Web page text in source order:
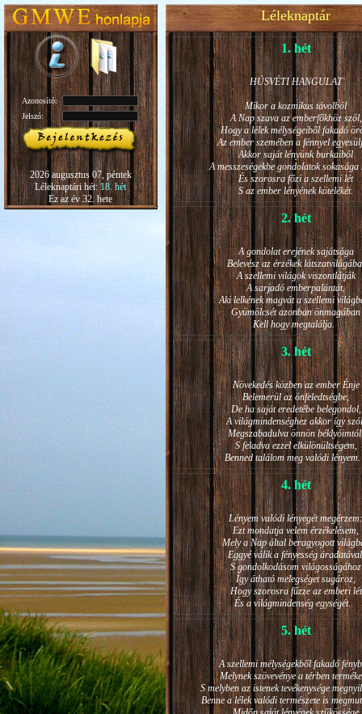
Azonosító:
Jelszó:
2026 augusztus 07, péntek
Léleknaptári hét:18. hét
Ez az év 32. hete
Léleknaptár
1. hét
HÚSVÉTI HANGULAT
Mikor a kozmikus távolból
A Nap szava az emberfőkhöz szól,
Hogy a lélek mélységeiből fakadó
Az ember szemében a fénnyel
Akkor saját lényünk burkaiból
A messzeségekbe gondolatok sokasága
És szorosra főzi a szellemi lét
S az ember lényének kötelékét.
2. hét
A gondolat erejének sajátsága
Belevész az érzékek
A szellemi világok viszontlátják
A sarjadó emberpalántát,
Aki lelkének magvát a szellemi
Gyümölcsét azonban önmagában
Kell hogy megtalálja.
3. hét
Növekedés közben az ember Énje
Belemerül az önfeledtségbe,
De ha saját eredetébe belegondol,
A világmindenséghez akkor így
Megszabadulva önnön
S feladva ezzel elkülönültségem,
Benned találom meg valódi
4. hét
Lényem valódi lényegét megérzem:
Ezt mondatja velem érzékelésem,
Mely a Nap által beragyogott
Eggyé válik a fényesség
S gondolkodásom világosságához
Így átható melegséget sugároz,
Hogy szorosra fűzze az emberi lét
És a világmindenség egységét.
5. hét
A szellemi mélységekből fakadó
Melynek szövevénye a térben
S melyben az istenek tevékenysége
Benne a lélek valódi természete is